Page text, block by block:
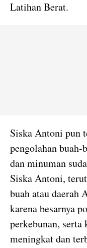
Latihan Berat.
Siska Antoni pun
pengolahan
dan minuman
Siska Antoni,
buah atau daerah
karena besarnya
perkebunan, serta
meningkat dan